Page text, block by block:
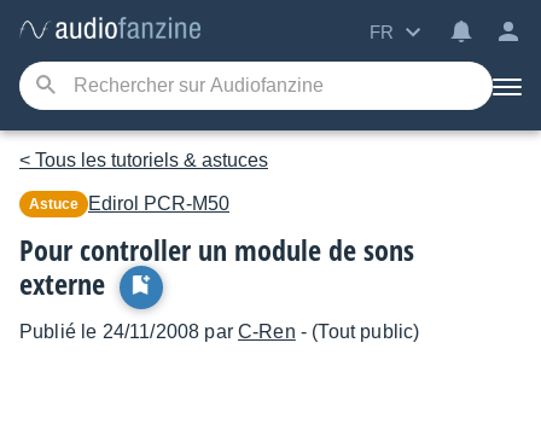
FR
< Tous les tutoriels & astuces
Astuce Edirol PCR-M50
Pour controller un module de sons
externe
Publié le 24/11/2008 parC-Ren - (Tout public)